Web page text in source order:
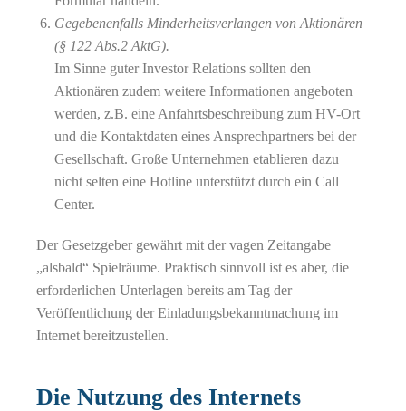
Gegebenenfalls Minderheitsverlangen von Aktionären
(§ 122 Abs.2 AktG).
Im Sinne guter Investor Relations sollten den
Aktionären zudem weitere Informationen angeboten
werden, z.B. eine Anfahrtsbeschreibung zum HV-Ort
und die Kontaktdaten eines Ansprechpartners bei der
Gesellschaft. Große Unternehmen etablieren dazu
nicht selten eine Hotline unterstützt durch ein Call
Center.
Der Gesetzgeber gewährt mit der vagen Zeitangabe
„alsbald“ Spielräume. Praktisch sinnvoll ist es aber, die
erforderlichen Unterlagen bereits am Tag der
Veröffentlichung der Einladungsbekanntmachung im
Internet bereitzustellen.
Die Nutzung des Internets